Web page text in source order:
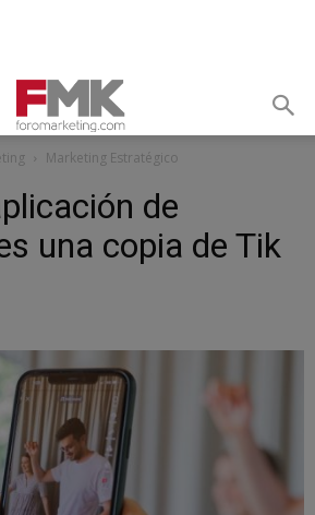
Marketing Estratégico
de
una copia de Tik